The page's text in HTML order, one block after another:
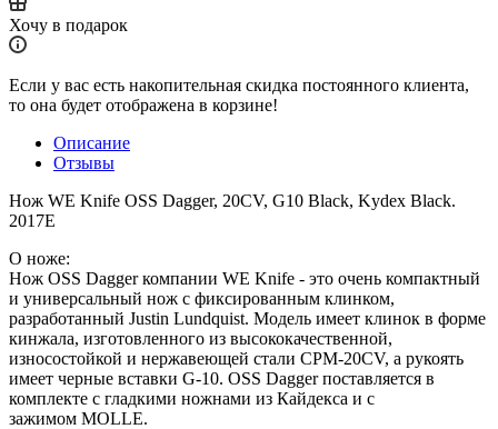
Хочу в подарок
Если у вас есть накопительная скидка постоянного клиента,
то она будет отображена в корзине!
Описание
Отзывы
Нож WE Knife OSS Dagger, 20CV, G10 Black, Kydex Black.
2017E
О ноже:
Нож OSS Dagger компании WE Knife - это очень компактный
и универсальный нож с фиксированным клинком,
разработанный Justin Lundquist. Модель имеет клинок в форме
кинжала, изготовленного из высококачественной,
износостойкой и нержавеющей стали CPM-20CV, а рукоять
имеет черные вставки G-10. OSS Dagger поставляется в
комплекте с гладкими ножнами из Кайдекса и с
зажимом MOLLE.